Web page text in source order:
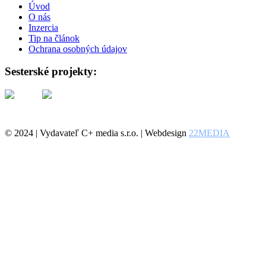
Úvod
O nás
Inzercia
Tip na článok
Ochrana osobných údajov
Sesterské projekty:
© 2024 | Vydavateľ C+ media s.r.o. | Webdesign 22MEDIA